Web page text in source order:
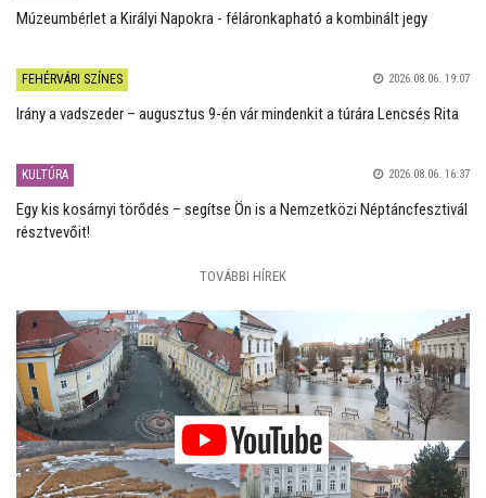
Múzeumbérlet a Királyi Napokra - féláronkapható a kombinált jegy
FEHÉRVÁRI SZÍNES 2026.08.06. 19:07
Irány a vadszeder – augusztus 9-én vár mindenkit a túrára Lencsés Rita
KULTÚRA 2026.08.06. 16:37
Egy kis kosárnyi törődés – segítse Ön is a Nemzetközi Néptáncfesztivál
résztvevőit!
TOVÁBBI HÍREK